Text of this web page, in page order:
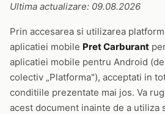
Ultima actualizare: 09.08.2026
Prin accesarea si utilizarea
aplicatiei mobile Pret Carburant
aplicatiei mobile pentru Android
colectiv „Platforma"), acceptati in
conditiile prezentate mai jos. Va
acest document inainte de a utiliza